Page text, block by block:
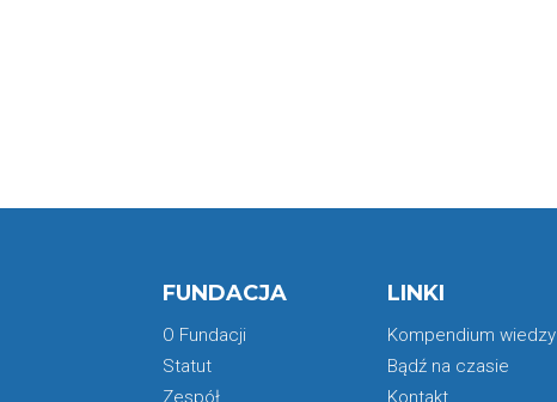
FUNDACJA
O Fundacji
Statut
Zespół
LINKI
Kompendium wiedzy
Bądź na czasie
Kontakt